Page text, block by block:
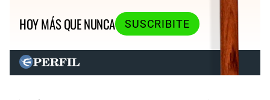
HOY MÁS QUE NUNCA
SUSCRIBITE